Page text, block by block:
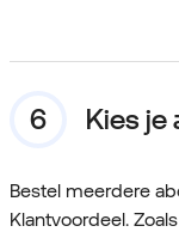
Kies je
Bestel meerdere
Klantvoordeel.